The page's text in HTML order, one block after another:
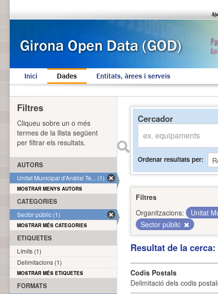
Inici Dades Entitats, àrees i serveis
Cercador
Ordenar resultats per
Filtres
Organitzacions:
Unitat
Sector públic
Resultat de la
Codis Postals
Delimitació dels codis
Filtres
Cliqueu sobre un o més
termes de la llista següent
per filtrar els resultats.
AUTORS
Unitat Municipal d'Anàlisi Te... (1)
MOSTRAR MENYS AUTORS
CATEGORIES
Sector públic (1)
MOSTRAR MÉS CATEGORIES
ETIQUETES
Límits (1)
Delimitacions (1)
MOSTRAR MÉS ETIQUETES
FORMATS